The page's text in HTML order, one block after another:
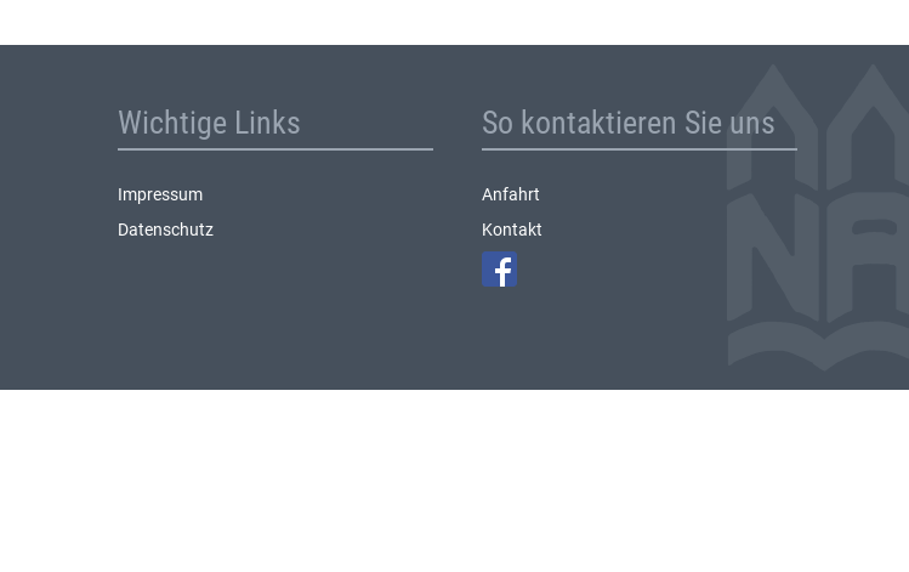
Wichtige Links
Impressum
Datenschutz
So kontaktieren Sie uns
Anfahrt
Kontakt